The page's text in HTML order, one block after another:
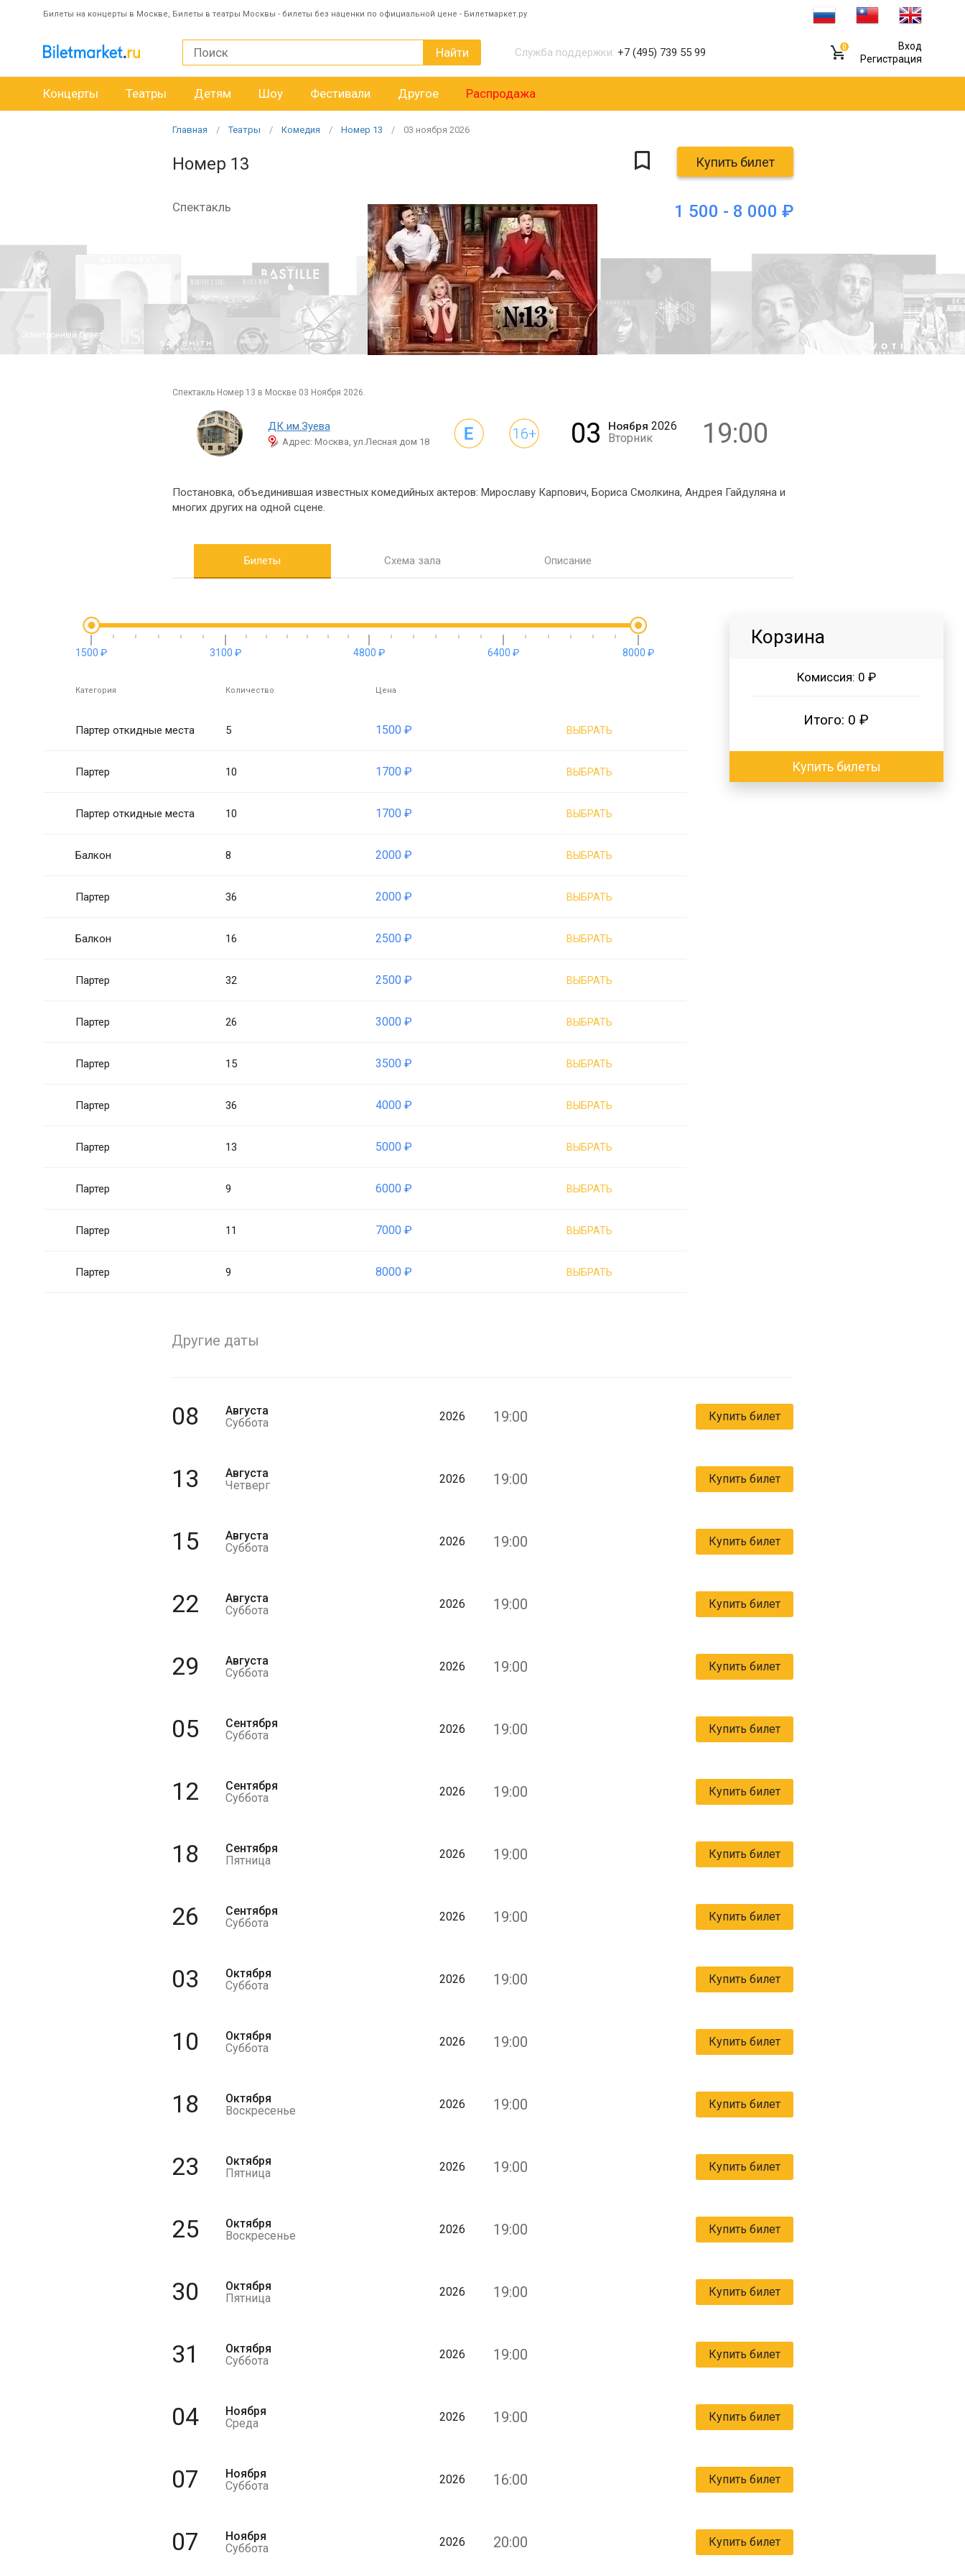
Билеты на концерты в Москве, Билеты в театры Москвы - билеты без наценки по официальной цене - Билетмаркет.ру
Найти Служба поддержки: +7 (495) 739 55 99 0
Вход
Регистрация
Концерты Театры Детям Шоу Фестивали Другое Распродажа
Главная Театры Комедия Номер 13 03 ноября 2026
Номер 13 Купить билет
1 500 - 8 000 ₽
Спектакль
Электронный билет 16+
спектакль Номер 13 в Москве 03 Ноября 2026.
ДК им.Зуева
Адрес: Москва, ул.Лесная дом 18 03 Ноября 2026
Вторник
19:00
Постановка, объединившая известных комедийных актеров: Мирославу Карпович, Бориса Смолкина, Андрея Гайдуляна и
многих других на одной сцене.
Билеты Схема зала Описание
1500 ₽ 3100 ₽ 4800 ₽ 6400 ₽ 8000 ₽
Категория Количество Цена
Партер откидные места 5 1500 ₽ ВЫБРАТЬ
Партер 10 1700 ₽ ВЫБРАТЬ
Партер откидные места 10 1700 ₽ ВЫБРАТЬ
Балкон 8 2000 ₽ ВЫБРАТЬ
Партер 36 2000 ₽ ВЫБРАТЬ
Балкон 16 2500 ₽ ВЫБРАТЬ
Партер 32 2500 ₽ ВЫБРАТЬ
Партер 26 3000 ₽ ВЫБРАТЬ
Партер 15 3500 ₽ ВЫБРАТЬ
Партер 36 4000 ₽ ВЫБРАТЬ
Партер 13 5000 ₽ ВЫБРАТЬ
Партер 9 6000 ₽ ВЫБРАТЬ
Партер 11 7000 ₽ ВЫБРАТЬ
Партер 9 8000 ₽ ВЫБРАТЬ
Корзина
Комиссия: 0 ₽
Итого: 0 ₽
Купить билеты
Другие даты
08
Августа
Суббота
2026 19:00 Купить билет
13
Августа
Четверг
2026 19:00 Купить билет
15
Августа
Суббота
2026 19:00 Купить билет
22
Августа
Суббота
2026 19:00 Купить билет
29
Августа
Суббота
2026 19:00 Купить билет
05
Сентября
Суббота
2026 19:00 Купить билет
12
Сентября
Суббота
2026 19:00 Купить билет
18
Сентября
Пятница
2026 19:00 Купить билет
26
Сентября
Суббота
2026 19:00 Купить билет
03
Октября
Суббота
2026 19:00 Купить билет
10
Октября
Суббота
2026 19:00 Купить билет
18
Октября
Воскресенье
2026 19:00 Купить билет
23
Октября
Пятница
2026 19:00 Купить билет
25
Октября
Воскресенье
2026 19:00 Купить билет
30
Октября
Пятница
2026 19:00 Купить билет
31
Октября
Суббота
2026 19:00 Купить билет
04
Ноября
Среда
2026 19:00 Купить билет
07
Ноября
Суббота
2026 16:00 Купить билет
07
Ноября
Суббота
2026 20:00 Купить билет